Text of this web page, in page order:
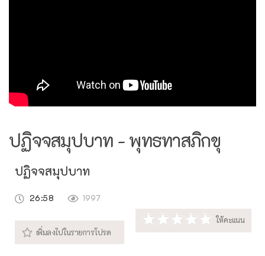
ปฏิจจสมุปบาท - พุทธทาสภิกขุ
ปฏิจจสมุปบาท
26:58 1997